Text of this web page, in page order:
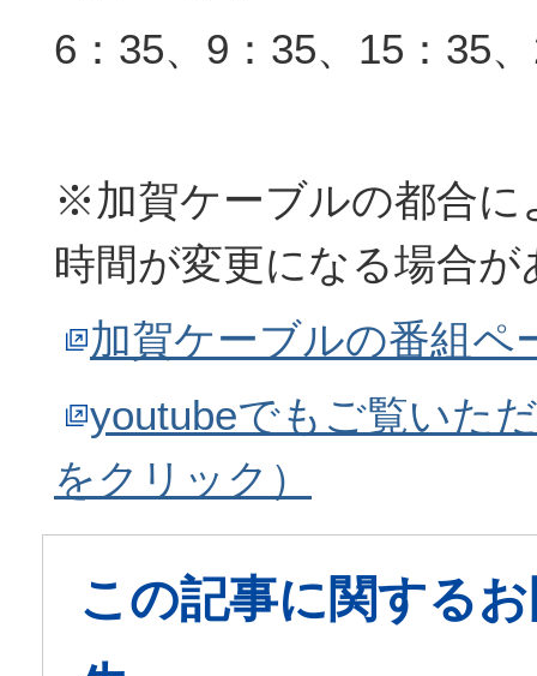
6：35、9：35、15：35
※加賀ケーブルの都合に
時間が変更になる場合
加賀ケーブルの番組ペ
youtubeでもご覧いた
をクリック）
この記事に関する